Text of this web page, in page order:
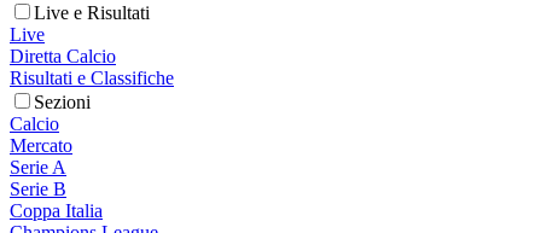
Live e Risultati
Live
Diretta Calcio
Risultati e Classifiche
Sezioni
Calcio
Mercato
Serie A
Serie B
Coppa Italia